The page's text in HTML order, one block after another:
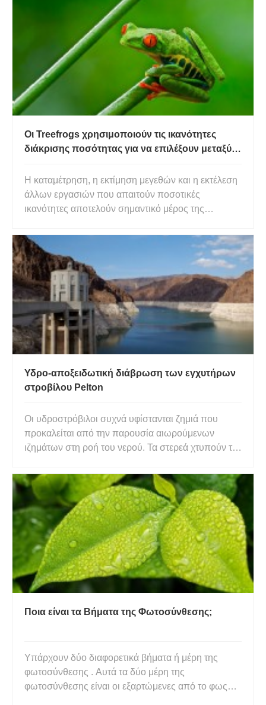
Οι Treefrogs χρησιμοποιούν τις ικανότητες
διάκρισης ποσότητας για να επιλέξουν μεταξύ
Η καταμέτρηση, η εκτίμηση μεγεθών και η εκτέλεση
άλλων εργασιών που απαιτούν ποσοτικές
ικανότητες αποτελούν σημαντικό μέρος της
πιστεύεται ότι είναι μια μοναδική ανθρώπινη
ικανότητα. Ωστόσο, υπάρχουν περιπτώσεις στις
οποίες και άλλα ζώα μπορούν να επωφεληθ
Υδρο-αποξειδωτική διάβρωση των εγχυτήρων
στροβίλου Pelton
Οι υδροστρόβιλοι συχνά υφίστανται ζημιά που
προκαλείται από την παρουσία αιωρούμενων
ιζημάτων στη ροή του νερού. Τα στερεά χτυπούν τα
απομάκρυνση υλικού από τις επιφάνειές τους, ένα
φαινόμενο που είναι γενικά γνωστό ως
«υδροξεβαστική διάβρωση» (ή «φθορά»). Το ζήτ
Ποια είναι τα Βήματα της Φωτοσύνθεσης;
Υπάρχουν δύο διαφορετικά βήματα ή μέρη της
φωτοσύνθεσης . Αυτά τα δύο μέρη της
φωτοσύνθεσης είναι οι εξαρτώμενες από το φως